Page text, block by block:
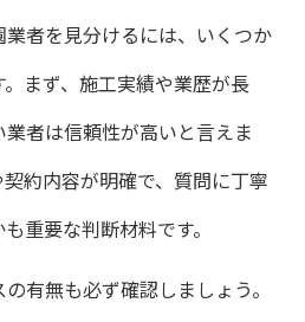
者を見分けるには、いくつか
まず、施工実績や業歴が長
者は信頼性が高いと言えま
約内容が明確で、質問に丁寧
重要な判断材料です。
有無も必ず確認しましょう。